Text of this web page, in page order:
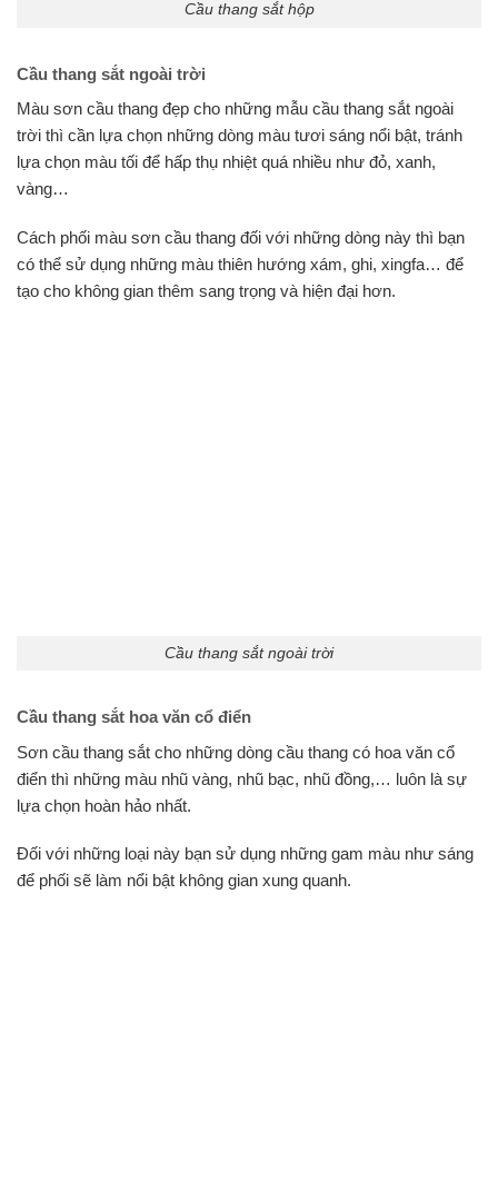
Cầu thang sắt hộp
Cầu thang sắt ngoài trời
Màu sơn cầu thang đẹp cho những mẫu cầu thang sắt ngoài
trời thì cần lựa chọn những dòng màu tươi sáng nổi bật, tránh
lựa chọn màu tối để hấp thụ nhiệt quá nhiều như đỏ, xanh,
vàng…
Cách phối màu sơn cầu thang đối với những dòng này thì bạn
có thể sử dụng những màu thiên hướng xám, ghi, xingfa… để
tạo cho không gian thêm sang trọng và hiện đại hơn.
Cầu thang sắt ngoài trời
Cầu thang sắt hoa văn cổ điển
Sơn cầu thang sắt cho những dòng cầu thang có hoa văn cổ
điển thì những màu nhũ vàng, nhũ bạc, nhũ đồng,… luôn là sự
lựa chọn hoàn hảo nhất.
Đối với những loại này bạn sử dụng những gam màu như sáng
để phối sẽ làm nổi bật không gian xung quanh.